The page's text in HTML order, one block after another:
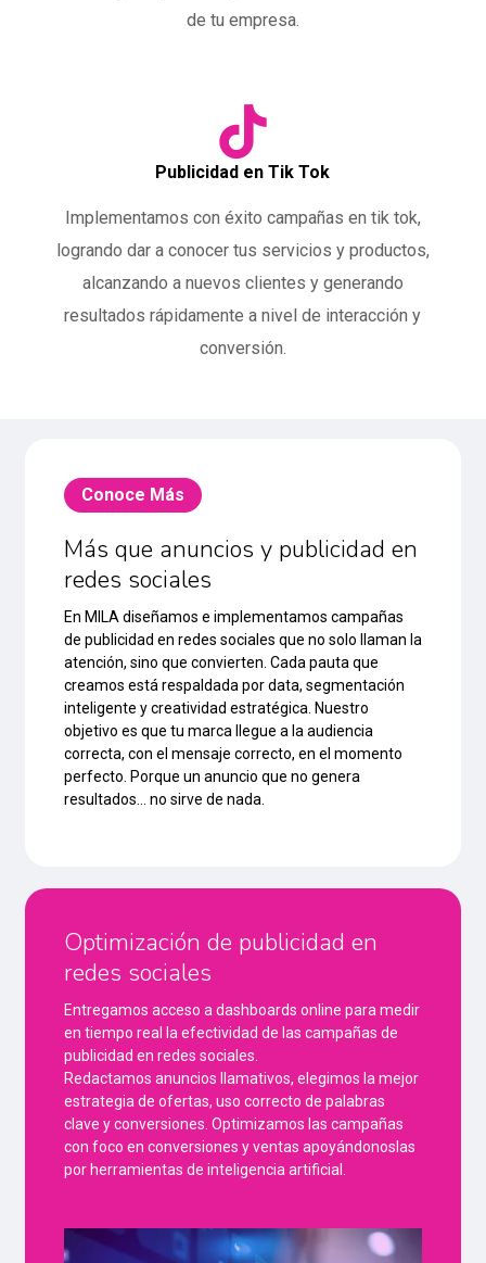
de tu empresa.
Publicidad en Tik Tok
Implementamos con éxito campañas en tik tok,
logrando dar a conocer tus servicios y productos,
alcanzando a nuevos clientes y generando
resultados rápidamente a nivel de interacción y
conversión.
Conoce Más
Más que anuncios y publicidad en
redes sociales
En MILA diseñamos e implementamos campañas
de publicidad en redes sociales que no solo llaman la
atención, sino que convierten. Cada pauta que
creamos está respaldada por data, segmentación
inteligente y creatividad estratégica. Nuestro
objetivo es que tu marca llegue a la audiencia
correcta, con el mensaje correcto, en el momento
perfecto. Porque un anuncio que no genera
resultados… no sirve de nada.
Optimización de publicidad en
redes sociales
Entregamos acceso a dashboards online para medir
en tiempo real la efectividad de las campañas de
publicidad en redes sociales.
Redactamos anuncios llamativos, elegimos la mejor
estrategia de ofertas, uso correcto de palabras
clave y conversiones. Optimizamos las campañas
con foco en conversiones y ventas apoyándonoslas
por herramientas de inteligencia artificial.